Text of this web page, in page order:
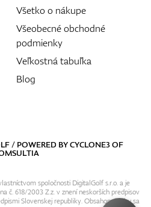
Všetko o nákupe
Všeobecné obchodné
podmienky
Veľkostná tabuľka
Blog
/ POWERED BYCYCLONE3OF
spoločnosti DigitalGolf s.r.o. a je
č. 618/2003 Z.z. v znení neskorších predpisov
Slovenskej republiky. Obsahom webu sa